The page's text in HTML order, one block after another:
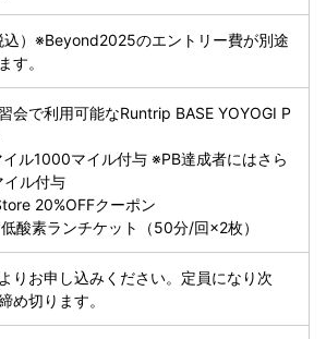
）※Beyond2025のエントリー費が別途
す。
会で利用可能なRuntrip BASE YOYOGI P
イル1000マイル付与 ※PB達成者にはさら
ル付与
20%OFFクーポン
低酸素ランチケット（50分/回×2枚）
りお申し込みください。 定員になり次
め切ります。